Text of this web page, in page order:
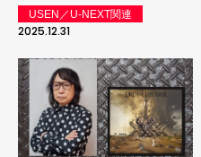
USEN／U-NEXT関連
2025.12.31